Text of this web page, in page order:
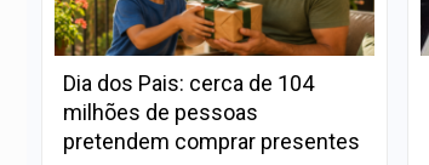
Dia dos Pais: cerca de 104
milhões de pessoas
pretendem comprar presentes